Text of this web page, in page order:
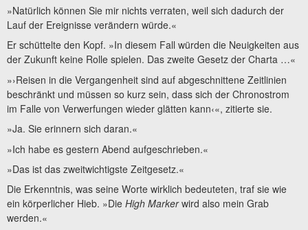
»Natürlich können Sie mir nichts verraten, weil sich dadurch der
Lauf der Ereignisse verändern würde.«
Er schüttelte den Kopf. »In diesem Fall würden die Neuigkeiten aus
der Zukunft keine Rolle spielen. Das zweite Gesetz der Charta …«
»›Reisen in die Vergangenheit sind auf abgeschnittene Zeitlinien
beschränkt und müssen so kurz sein, dass sich der Chronostrom
im Falle von Verwerfungen wieder glätten kann‹«, zitierte sie.
»Ja. Sie erinnern sich daran.«
»Ich habe es gestern Abend aufgeschrieben.«
»Das ist das zweitwichtigste Zeitgesetz.«
Die Erkenntnis, was seine Worte wirklich bedeuteten, traf sie wie
ein körperlicher Hieb. »Die High Markerwird also mein Grab
werden.«